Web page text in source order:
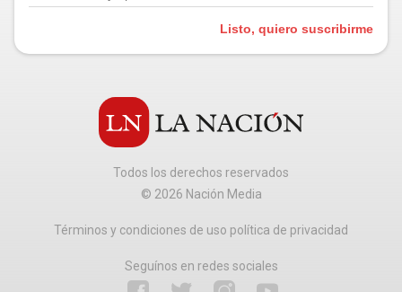
Listo, quiero suscribirme
Todos los derechos reservados
© 2026 Nación Media
Términos y condiciones de uso política de privacidad
Seguínos en redes sociales